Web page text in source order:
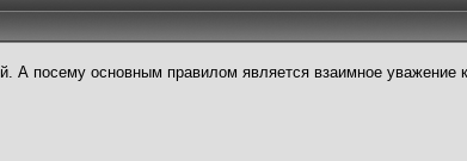
А посему основным правилом является взаимное